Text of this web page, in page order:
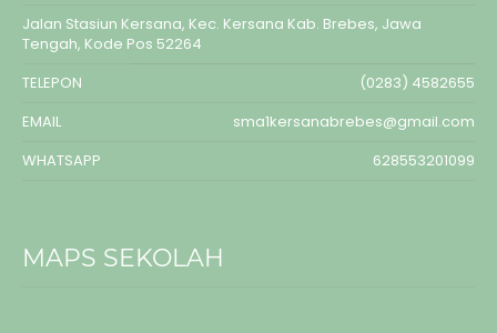
Jalan Stasiun Kersana, Kec. Kersana Kab. Brebes, Jawa
Tengah, Kode Pos 52264
TELEPON
(0283) 4582655
EMAIL
sma1kersanabrebes@gmail.com
WHATSAPP
628553201099
MAPS SEKOLAH